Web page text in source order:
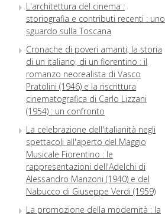
L'architettura del cinema :
storiografia e contributi recenti : uno
sguardo sulla Toscana
Cronache di poveri amanti, la storia
di un italiano, di un fiorentino : il
romanzo neorealista di Vasco
Pratolini (1946) e la riscrittura
cinematografica di Carlo Lizzani
(1954) : un confronto
La celebrazione dell'italianità negli
spettacoli all'aperto del Maggio
Musicale Fiorentino : le
rappresentazioni dell'Adelchi di
Alessandro Manzoni (1940) e del
Nabucco di Giuseppe Verdi (1959)
La promozione della modernità : la